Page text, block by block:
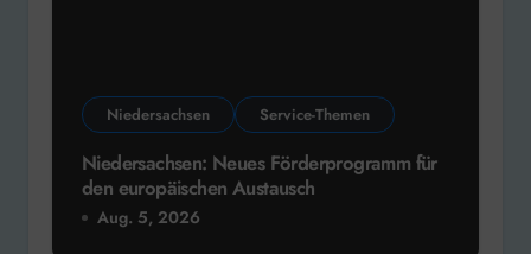
Niedersachsen Service-Themen
Niedersachsen: Neues Förderprogramm für
den europäischen Austausch
Aug. 5, 2026